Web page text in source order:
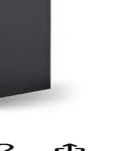
da kullanıcı